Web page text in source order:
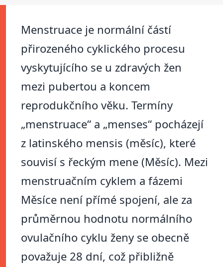
Menstruace je normální částí
přirozeného cyklického procesu
vyskytujícího se u zdravých žen
mezi pubertou a koncem
reprodukčního věku. Termíny
„menstruace“ a „menses“ pocházejí
z latinského mensis (měsíc), které
souvisí s řeckým mene (Měsíc). Mezi
menstruačním cyklem a fázemi
Měsíce není přímé spojení, ale za
průměrnou hodnotu normálního
ovulačního cyklu ženy se obecně
považuje 28 dní, což přibližně